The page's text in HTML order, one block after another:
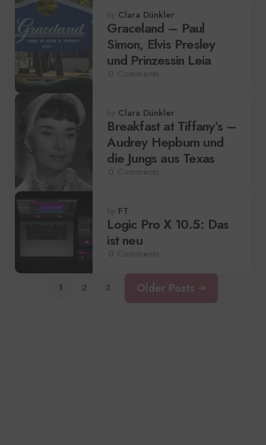
Posted
by
Clara Dünkler
Graceland – Paul
Simon, Elvis Presley
und Prinzessin Leia
Posted
by
Clara Dünkler
Breakfast at Tiffany‘s –
Audrey Hepburn und
die Jungs aus Texas
Posted
by
FT
Logic Pro X 10.5: Das
ist neu
1 2 3 Older Posts